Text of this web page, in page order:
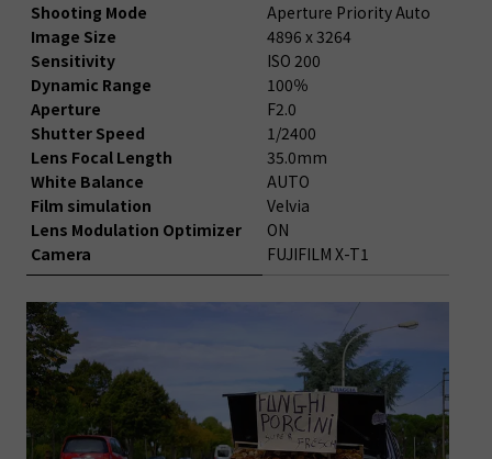
Shooting Mode
Image Size
Sensitivity
Dynamic Range
Aperture
Shutter Speed
Lens Focal Length
White Balance
Film simulation
Lens Modulation Optimizer
Camera
Aperture Priority Auto
4896 x 3264
ISO 200
100％
F2.0
1/2400
35.0mm
AUTO
Velvia
ON
FUJIFILM X-T1